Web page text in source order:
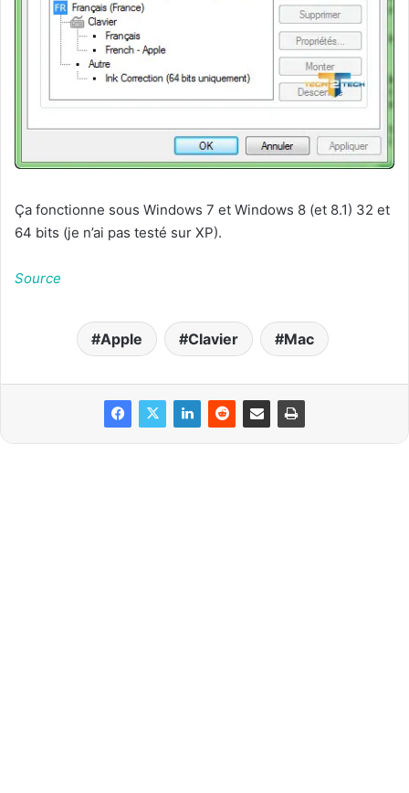
Ça fonctionne sous Windows 7 et Windows 8 (et 8.1) 32 et
64 bits (je n’ai pas testé sur XP).
Source
Apple Clavier Mac